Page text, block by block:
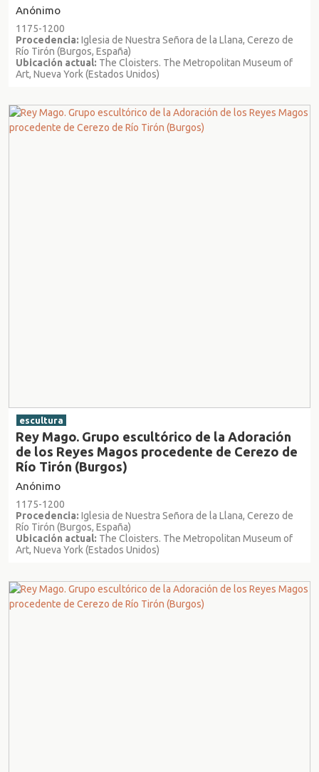
Anónimo
1175-1200
Procedencia: Iglesia de Nuestra Señora de la Llana, Cerezo de
Río Tirón (Burgos, España)
Ubicación actual: The Cloisters. The Metropolitan Museum of
Art, Nueva York (Estados Unidos)
escultura
Rey Mago. Grupo escultórico de la Adoración
de los Reyes Magos procedente de Cerezo de
Río Tirón (Burgos)
Anónimo
1175-1200
Procedencia: Iglesia de Nuestra Señora de la Llana, Cerezo de
Río Tirón (Burgos, España)
Ubicación actual: The Cloisters. The Metropolitan Museum of
Art, Nueva York (Estados Unidos)